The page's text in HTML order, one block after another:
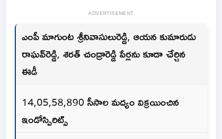
ADVERTISEMENT
ఎంపీ మాగుంట శ్రీనివాసులురెడ్డి, ఆయన కుమారుడు
రాఘవ్‌రెడ్డి, శరత్ చంద్రారెడ్డి పేర్లను కూడా చేర్చిన
ఈడీ
14,05,58,890 సీసాల మద్యం విక్రయించిన
ఇండోస్పిరిట్స్